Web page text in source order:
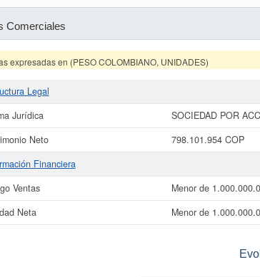
Comerciales
expresadas en (PESO COLOMBIANO, UNIDADES)
Legal
Jurídica
SOCIEDAD POR
Neto
798.101.954 COP
Financiera
Ventas
Menor de
Neta
Menor de